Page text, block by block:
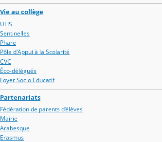
Vie au collège
ULIS
Sentinelles
Phare
Pôle d'Appui à la Scolarité
CVC
Éco-délégués
Foyer Socio Educatif
Partenariats
Fédération de parents d’élèves
Mairie
Arabesque
Erasmus